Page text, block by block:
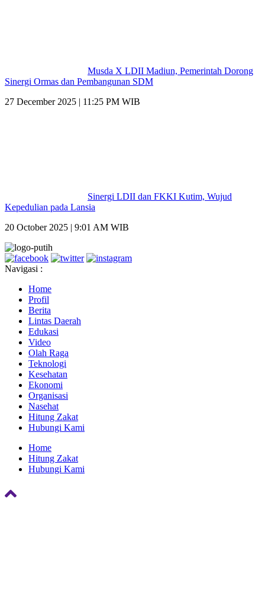
Musda X LDII Madiun, Pemerintah Dorong
Sinergi Ormas dan Pembangunan SDM
27 December 2025 | 11:25 PM WIB
Sinergi LDII dan FKKI Kutim, Wujud
Kepedulian pada Lansia
20 October 2025 | 9:01 AM WIB
Navigasi :
Home
Profil
Berita
Lintas Daerah
Edukasi
Video
Olah Raga
Teknologi
Kesehatan
Ekonomi
Organisasi
Nasehat
Hitung Zakat
Hubungi Kami
Home
Hitung Zakat
Hubungi Kami